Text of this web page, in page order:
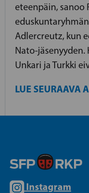
eteenpäin, sanoo
Adlercreutz, kun
Nato-
Unkari ja Turkki
LUE SEURAAVA
Instagram